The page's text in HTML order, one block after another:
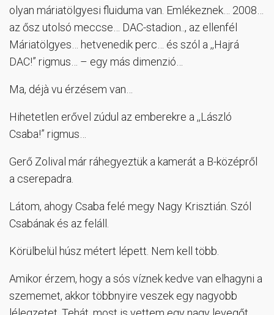
olyan máriatölgyesi fluiduma van. Emlékeznek… 2008…
az ősz utolsó meccse… DAC-stadion.., az ellenfél
Máriatölgyes… hetvenedik perc… és szól a ,,Hajrá
DAC!” rigmus… – egy más dimenzió…
Ma, déjà vu érzésem van…
Hihetetlen erővel zúdul az emberekre a ,,László
Csaba!” rigmus…
Gerő Zolival már ráhegyeztük a kamerát a B-középről
a cserepadra.
Látom, ahogy Csaba felé megy Nagy Krisztián. Szól
Csabának és az feláll.
Körülbelül húsz métert lépett. Nem kell több.
Amikor érzem, hogy a sós víznek kedve van elhagyni a
szememet, akkor többnyire veszek egy nagyobb